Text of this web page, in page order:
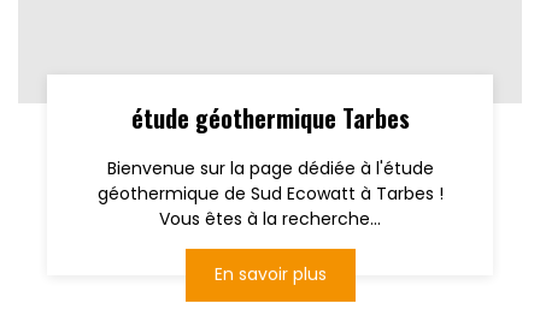
étude géothermique Tarbes
Bienvenue sur la page dédiée à l'étude
géothermique de Sud Ecowatt à Tarbes !
Vous êtes à la recherche...
En savoir plus